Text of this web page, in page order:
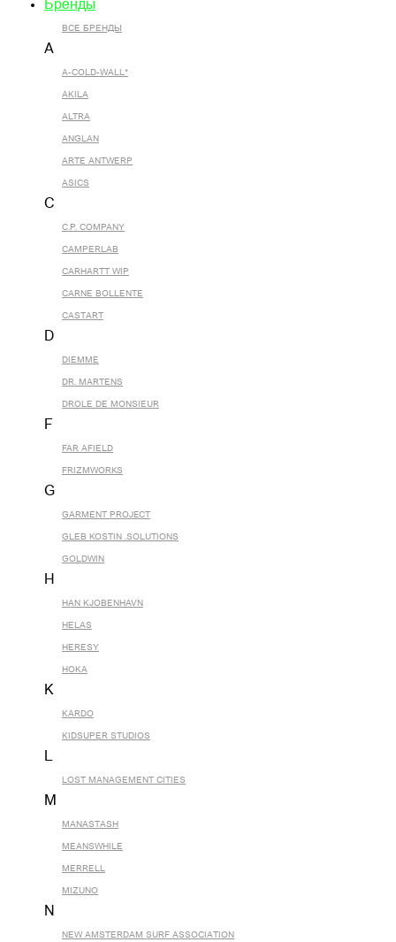
Бренды
ВСЕ БРЕНДЫ
A
A-COLD-WALL*
AKILA
ALTRA
ANGLAN
ARTE ANTWERP
ASICS
C
C.P. COMPANY
CAMPERLAB
CARHARTT WIP
CARNE BOLLENTE
CASTART
D
DIEMME
DR. MARTENS
DROLE DE MONSIEUR
F
FAR AFIELD
FRIZMWORKS
G
GARMENT PROJECT
GLEB KOSTIN .SOLUTIONS
GOLDWIN
H
HAN KJOBENHAVN
HELAS
HERESY
HOKA
K
KARDO
KIDSUPER STUDIOS
L
LOST MANAGEMENT CITIES
M
MANASTASH
MEANSWHILE
MERRELL
MIZUNO
N
NEW AMSTERDAM SURF ASSOCIATION